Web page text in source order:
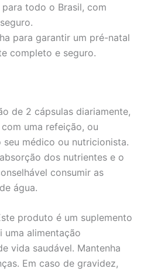
todo o Brasil, com
para garantir um pré-natal
completo e seguro.
de 2 cápsulas diariamente,
uma refeição, ou
médico ou nutricionista.
dos nutrientes e o
consumir as
água.
produto é um suplemento
uma alimentação
vida saudável. Mantenha
Em caso de gravidez,